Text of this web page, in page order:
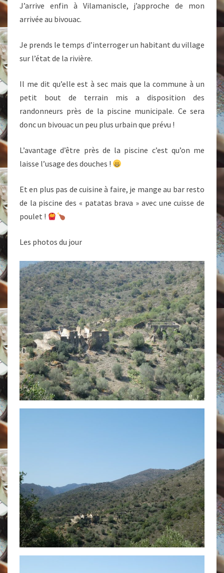
J’arrive enfin à Vilamaniscle, j’approche de mon
arrivée au bivouac.
Je prends le temps d’interroger un habitant du village
sur l’état de la rivière.
Il me dit qu’elle est à sec mais que la commune à un
petit bout de terrain mis a disposition des
randonneurs près de la piscine municipale. Ce sera
donc un bivouac un peu plus urbain que prévu !
L’avantage d’être près de la piscine c’est qu’on me
laisse l’usage des douches !
Et en plus pas de cuisine à faire, je mange au bar resto
de la piscine des « patatas brava » avec une cuisse de
poulet !
Les photos du jour